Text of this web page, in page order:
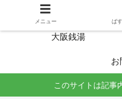
大阪銭湯
お
このサイトは記事
メニュー ば